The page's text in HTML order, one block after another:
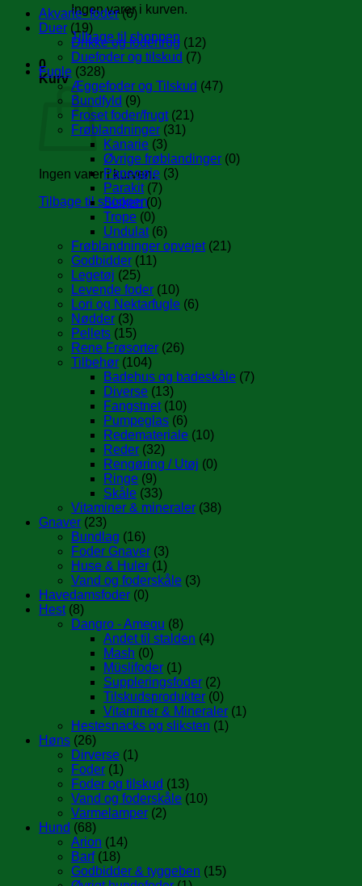
Ingen varer i kurven.
Tilbage til shoppen
0
Kurv
Ingen varer i kurven.
Tilbage til shoppen
Akvarie- foder (6)
Duer (19)
Drikke og fodertrug (12)
Duefoder og tilskud (7)
Fugle (328)
Æggefoder og Tilskud (47)
Bundfyld (9)
Froset foder/frugt (21)
Frøblandninger (31)
Kanarie (3)
Øvrige frøblandinger (0)
Papegøje (3)
Parakit (7)
Sisken (0)
Trope (0)
Undulat (6)
Frøblandninger opvejet (21)
Godbidder (11)
Legetøj (25)
Levende foder (10)
Lori og Nektarfugle (6)
Nødder (3)
Pellets (15)
Rene Frøsorter (26)
Tilbehør (104)
Badehus og badeskåle (7)
Diverse (13)
Fangstnet (10)
Pumpeglas (6)
Redemateriale (10)
Reder (32)
Rengøring / Utøj (0)
Ringe (9)
Skåle (33)
Vitaminer & mineraler (38)
Gnaver (23)
Bundlag (16)
Foder Gnaver (3)
Huse & Huler (1)
Vand og foderskåle (3)
Havedamsfoder (0)
Hest (8)
Dangro - Amequ (8)
Andet til stalden (4)
Mash (0)
Müslifoder (1)
Suppleringsfoder (2)
Tilskudsprodukter (0)
Vitaminer & Mineraler (1)
Hestesnacks og sliksten (1)
Høns (26)
Dirverse (1)
Foder (1)
Foder og tilskud (13)
Vand og foderskåle (10)
Varmelamper (2)
Hund (68)
Arion (14)
Barf (18)
Godbidder & tyggeben (15)